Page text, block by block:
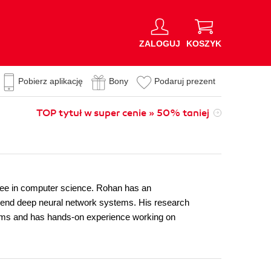
ZALOGUJ KOSZYK
Pobierz aplikację Bony Podaruj prezent
TOP tytuł w super cenie » 50% taniej
in computer science. Rohan has an
deep neural network systems. His research
and has hands-on experience working on